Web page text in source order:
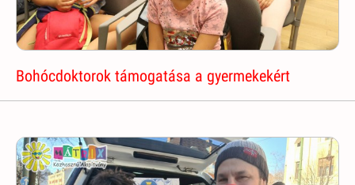
Bohócdoktorok támogatása a gyermekekért